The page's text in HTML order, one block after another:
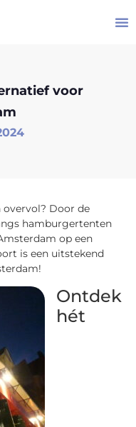
voor
Door de
hamburgertenten
op een
is een uitstekend
Ontdek
hét